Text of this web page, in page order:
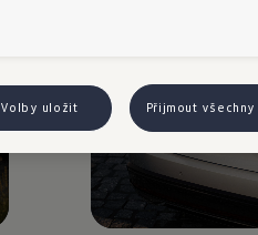
Volby uložit Přijmout